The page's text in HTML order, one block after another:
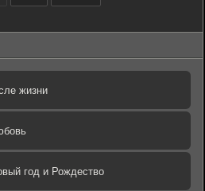
жизни
год и Рождество